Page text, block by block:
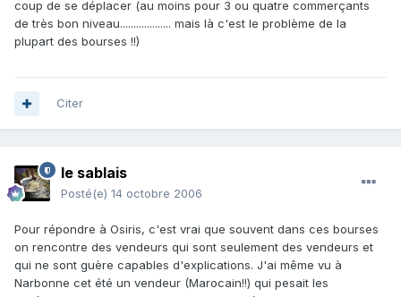
coup de se déplacer (au moins pour 3 ou quatre commerçants
de très bon niveau................... mais là c'est le problème de la
plupart des bourses !!)
Citer
le sablais
Posté(e) 14 octobre 2006
Pour répondre à Osiris, c'est vrai que souvent dans ces bourses
on rencontre des vendeurs qui sont seulement des vendeurs et
qui ne sont guère capables d'explications. J'ai même vu à
Narbonne cet été un vendeur (Marocain!!) qui pesait les